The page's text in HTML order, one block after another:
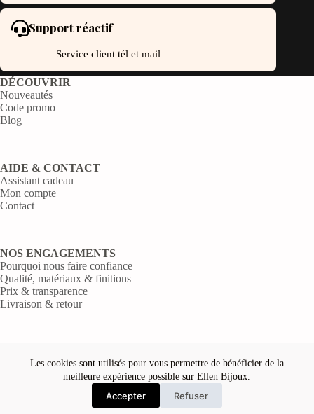
Les cookies sont utilisés pour vous permettre de bénéficier de la
meilleure expérience possible sur Ellen Bijoux.
Accepter Refuser
Support réactif
Service client tél et mail
DÉCOUVRIR
Nouveautés
Code promo
Blog
AIDE & CONTACT
Assistant cadeau
Mon compte
Contact
NOS ENGAGEMENTS
Pourquoi nous faire confiance
Qualité, matériaux & finitions
Prix & transparence
Livraison & retour
Mentions légales
Politique de confidentialité
Ellen Bijouxboutique de bijoux femme